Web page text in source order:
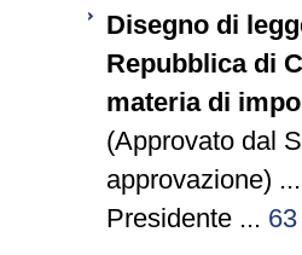
Disegno di
Repubblica di
materia di
(Approvato dal
approvazione)
Presidente ... 63